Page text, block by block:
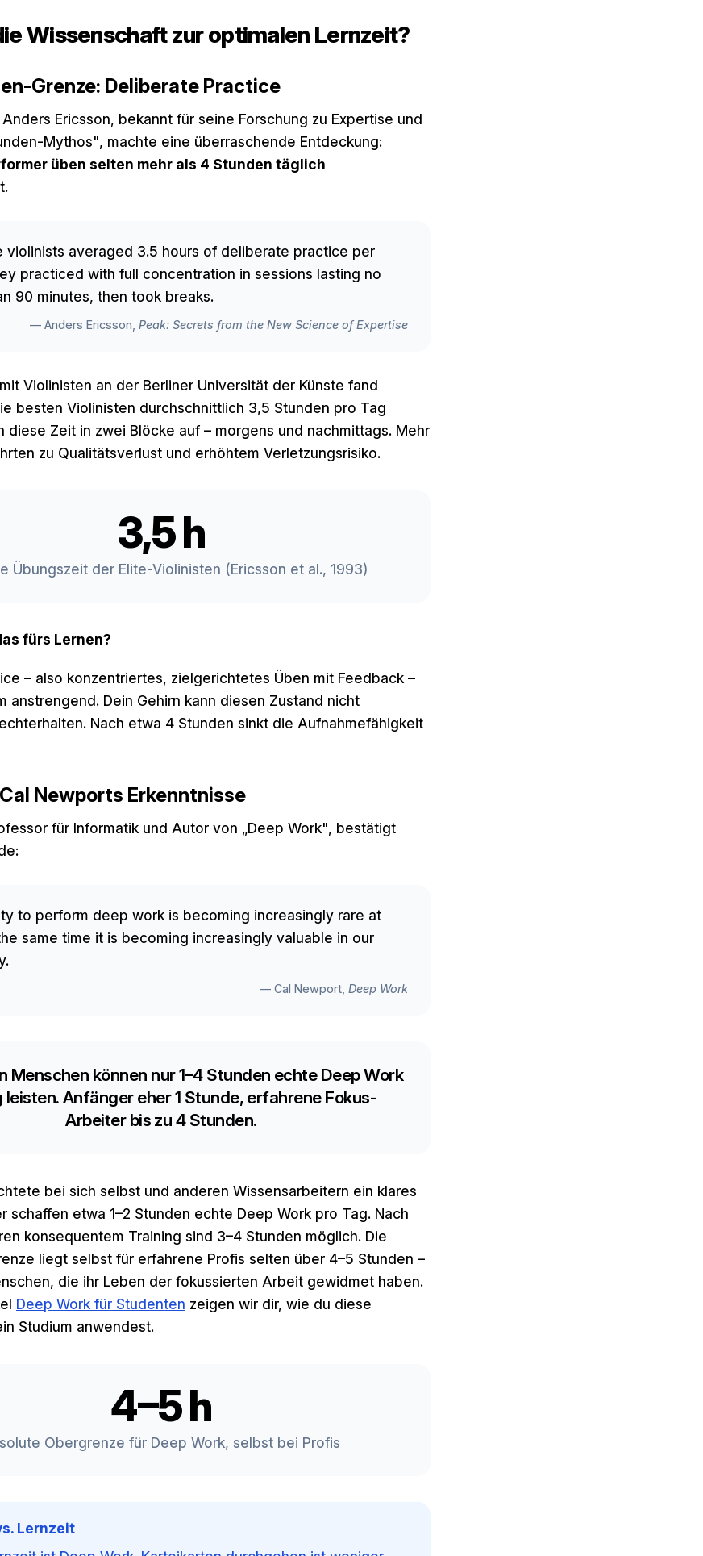
Wissenschaft zur optimalen Lernzeit?
Grenze: Deliberate Practice
Ericsson, bekannt für seine Forschung zu Expertise und
Mythos", machte eine überraschende Entdeckung:
üben selten mehr als 4 Stunden täglich
violinists averaged 3.5 hours of deliberate practice per
practiced with full concentration in sessions lasting no
90 minutes, then took breaks.
— Anders Ericsson, Peak: Secrets from the New Science of Expertise
Violinisten an der Berliner Universität der Künste fand
besten Violinisten durchschnittlich 3,5 Stunden pro Tag
diese Zeit in zwei Blöcke auf – morgens und nachmittags. Mehr
zu Qualitätsverlust und erhöhtem Verletzungsrisiko.
3,5 h
Übungszeit der Elite-Violinisten (Ericsson et al., 1993)
fürs Lernen?
– also konzentriertes, zielgerichtetes Üben mit Feedback –
anstrengend. Dein Gehirn kann diesen Zustand nicht
Nach etwa 4 Stunden sinkt die Aufnahmefähigkeit
Newports Erkenntnisse
für Informatik und Autor von „Deep Work", bestätigt
to perform deep work is becoming increasingly rare at
same time it is becoming increasingly valuable in our
— Cal Newport, Deep Work
Menschen können nur 1–4 Stunden echte Deep Work
leisten. Anfänger eher 1 Stunde, erfahrene Fokus-
Arbeiter bis zu 4 Stunden.
bei sich selbst und anderen Wissensarbeitern ein klares
schaffen etwa 1–2 Stunden echte Deep Work pro Tag. Nach
konsequentem Training sind 3–4 Stunden möglich. Die
liegt selbst für erfahrene Profis selten über 4–5 Stunden –
die ihr Leben der fokussierten Arbeit gewidmet haben.
Deep Work für Studenten zeigen wir dir, wie du diese
Studium anwendest.
4–5 h
Obergrenze für Deep Work, selbst bei Profis
Lernzeit